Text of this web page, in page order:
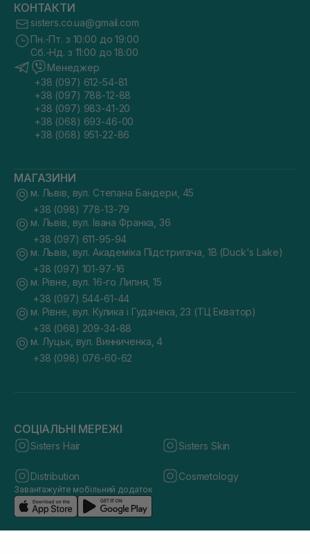
КОНТАКТИ
sisters.co.ua@gmail.com
Пн.-Пт. з 10:00 до 19:00
Сб.-Нд. з 11:00 до 18:00
Менеджер
+38 (097) 612-54-81
+38 (097) 788-12-88
+38 (097) 983-41-20
+38 (068) 693-46-00
+38 (068) 951-22-86
МАГАЗИНИ
м. Львів, вул. Степана Бандери, 45
+38 (098) 778-13-79
м. Львів, вул. Івана Франка, 36
+38 (097) 611-95-94
м. Львів, вул. Академіка Підстригача, 1В (Duck's Lake)
+38 (097) 101-97-16
м. Рівне, вул. 16-го Липня, 15
+38 (097) 544-61-44
м. Рівне, вул. Кулика і Гудачека, 23 (ТЦ Екватор)
+38 (068) 209-34-88
м. Луцьк, вул. Винниченка, 4
+38 (098) 076-60-62
СОЦІАЛЬНІ МЕРЕЖІ
Sisters Hair Sisters Skin
Distribution Cosmetology
Завантажуйте мобільний додаток